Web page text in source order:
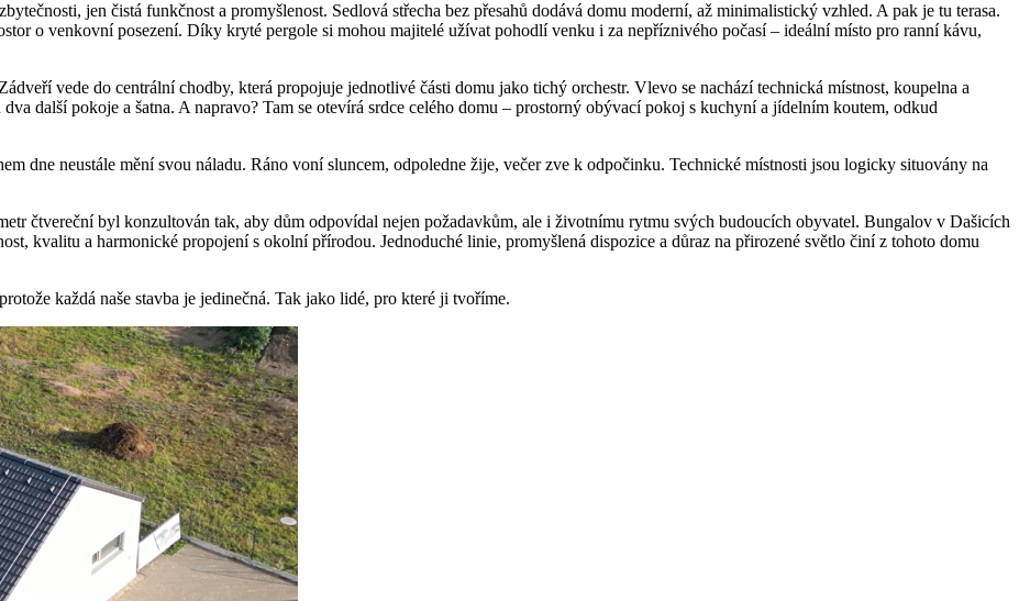
jen čistá funkčnost a promyšlenost. Sedlová střecha bez přesahů dodává domu moderní, až minimalistický vzhled. A pak je tu terasa.
o venkovní posezení. Díky kryté pergole si mohou majitelé užívat pohodlí venku i za nepříznivého počasí – ideální místo pro ranní kávu,
vede do centrální chodby, která propojuje jednotlivé části domu jako tichý orchestr. Vlevo se nachází technická místnost, koupelna a
další pokoje a šatna. A napravo? Tam se otevírá srdce celého domu – prostorný obývací pokoj s kuchyní a jídelním koutem, odkud
dne neustále mění svou náladu. Ráno voní sluncem, odpoledne žije, večer zve k odpočinku. Technické místnosti jsou logicky situovány na
čtvereční byl konzultován tak, aby dům odpovídal nejen požadavkům, ale i životnímu rytmu svých budoucích obyvatel. Bungalov v Dašicích
kvalitu a harmonické propojení s okolní přírodou. Jednoduché linie, promyšlená dispozice a důraz na přirozené světlo činí z tohoto domu
každá naše stavba je jedinečná. Tak jako lidé, pro které ji tvoříme.